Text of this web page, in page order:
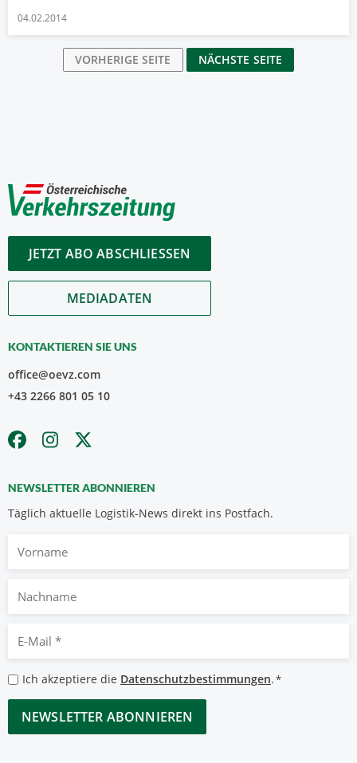
04.02.2014
VORHERIGE SEITE NÄCHSTE SEITE
JETZT ABO ABSCHLIESSEN
MEDIADATEN
KONTAKTIEREN SIE UNS
office@oevz.com
+43 2266 801 05 10
NEWSLETTER ABONNIEREN
Täglich aktuelle Logistik-News direkt ins Postfach.
Nachname
Mail
*
Datenschutzbestimmungen
*
Ich akzeptiere die Datenschutzbestimmungen.*
CAPTCHA